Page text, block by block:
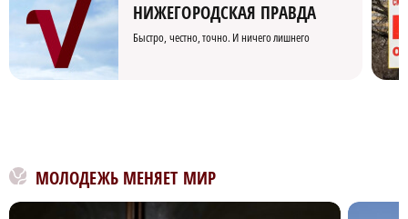
НИЖЕГОРОДСКАЯ ПРАВДА
Быстро, честно, точно. И ничего лишнего
МОЛОДЕЖЬ МЕНЯЕТ МИР